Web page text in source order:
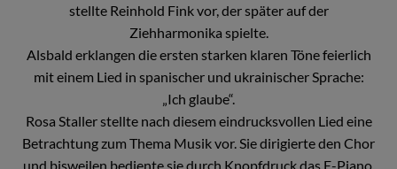
stellte Reinhold Fink vor, der später auf der
Ziehharmonika spielte.
Alsbald erklangen die ersten starken klaren Töne feierlich
mit einem Lied in spanischer und ukrainischer Sprache:
„Ich glaube“.
Rosa Staller stellte nach diesem eindrucksvollen Lied eine
Betrachtung zum Thema Musik vor. Sie dirigierte den Chor
und bisweilen bediente sie durch Knopfdruck das E-Piano.